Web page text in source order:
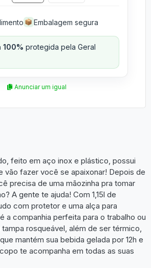
📦 Embalagem segura
100% protegida pela Geral
Anunciar um igual
feito em aço inox e plástico, possui
vão fazer você se apaixonar! Depois de
precisa de uma mãozinha pra tomar
A gente te ajuda! Com 1,15l de
com protetor e uma alça para
a companhia perfeita para o trabalho ou
rosqueável, além de ser térmico,
mantém sua bebida gelada por 12h e
te acompanha em todas as suas